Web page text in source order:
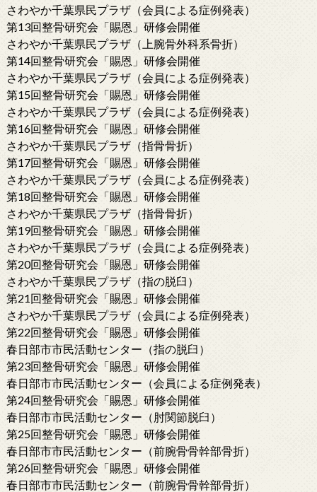
さわやか千葉県民プラザ（会員による症例発表）
第13回整骨研究会「賜恩」研修会開催
さわやか千葉県民プラザ（上腕骨外科系骨折）
第14回整骨研究会「賜恩」研修会開催
さわやか千葉県民プラザ（会員による症例発表）
第15回整骨研究会「賜恩」研修会開催
さわやか千葉県民プラザ（会員による症例発表）
第16回整骨研究会「賜恩」研修会開催
さわやか千葉県民プラザ（指骨骨折）
第17回整骨研究会「賜恩」研修会開催
さわやか千葉県民プラザ（会員による症例発表）
第18回整骨研究会「賜恩」研修会開催
さわやか千葉県民プラザ（指骨骨折）
第19回整骨研究会「賜恩」研修会開催
さわやか千葉県民プラザ（会員による症例発表）
第20回整骨研究会「賜恩」研修会開催
さわやか千葉県民プラザ（指の脱臼）
第21回整骨研究会「賜恩」研修会開催
さわやか千葉県民プラザ（会員による症例発表）
第22回整骨研究会「賜恩」研修会開催
春日部市市民活動センター（指の脱臼）
第23回整骨研究会「賜恩」研修会開催
春日部市市民活動センター（会員による症例発表）
第24回整骨研究会「賜恩」研修会開催
春日部市市民活動センター（肘関節脱臼）
第25回整骨研究会「賜恩」研修会開催
春日部市市民活動センター（前腕骨骨幹部骨折）
第26回整骨研究会「賜恩」研修会開催
春日部市市民活動センター（前腕骨骨幹部骨折）